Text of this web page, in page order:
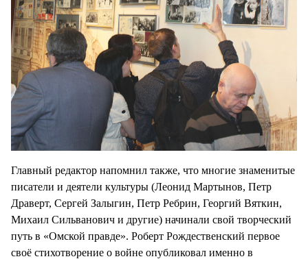
Главный редактор напомнил также, что многие знаменитые
писатели и деятели культуры (Леонид Мартынов, Петр
Драверт, Сергей Залыгин, Петр Ребрин, Георгий Вяткин,
Михаил Сильванович и другие) начинали свой творческий
путь в «Омской правде». Роберт Рождественский первое
своё стихотворение о войне опубликовал именно в